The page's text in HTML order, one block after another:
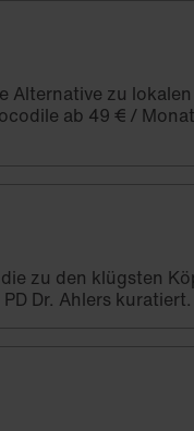
Alternative zu
ab 49 € /
zu den klügsten
Dr. Ahlers kuratiert.